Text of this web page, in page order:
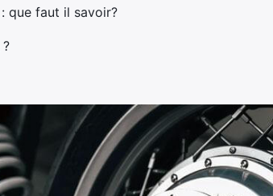
: que faut il savoir?
?